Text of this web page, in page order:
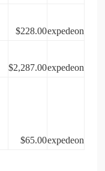
$228.00expedeon
$2,287.00expedeon
$65.00expedeon